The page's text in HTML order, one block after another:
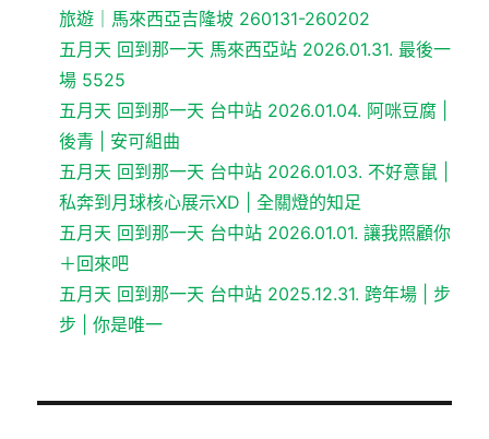
旅遊｜馬來西亞吉隆坡 260131-260202
五月天 回到那一天 馬來西亞站 2026.01.31. 最後一
場 5525
五月天 回到那一天 台中站 2026.01.04. 阿咪豆腐 |
後青 | 安可組曲
五月天 回到那一天 台中站 2026.01.03. 不好意鼠 |
私奔到月球核心展示XD | 全關燈的知足
五月天 回到那一天 台中站 2026.01.01. 讓我照顧你
＋回來吧
五月天 回到那一天 台中站 2025.12.31. 跨年場 | 步
步 | 你是唯一